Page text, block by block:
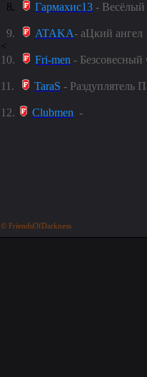
8. Гармахис13 -
9. ATAKA- аЦкий ангел
<
10.
Fri-men - Безсовесный
11. TaraS - Раздуплятель
12. Clubmen -
© FriendsOfDarkness